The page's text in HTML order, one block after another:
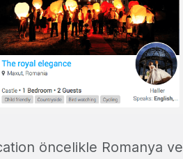
öncelikle Romanya ve